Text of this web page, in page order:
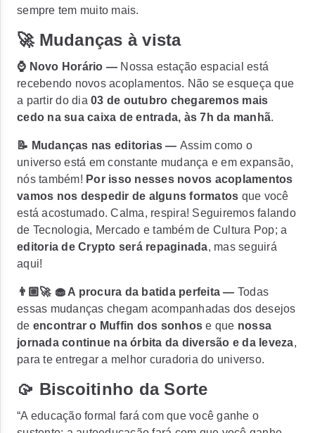
sempre tem muito mais.
🚀 Mudanças à vista
⌚ Novo Horário — Nossa estação espacial está
recebendo novos acoplamentos. Não se esqueça que
a partir do dia 03 de outubro chegaremos mais
cedo na sua caixa de entrada, às 7h da manhã.
📝 Mudanças nas editorias — Assim como o
universo está em constante mudança e em expansão,
nós também! Por isso nesses novos acoplamentos
vamos nos despedir de alguns formatos que você
está acostumado. Calma, respira! Seguiremos falando
de Tecnologia, Mercado e também de Cultura Pop; a
editoria de Crypto será repaginada, mas seguirá
aqui!
👨🏼‍🚀 🧁 A procura da batida perfeita — Todas
essas mudanças chegam acompanhadas dos desejos
de encontrar o Muffin dos sonhos e que nossa
jornada continue na órbita da diversão e da leveza,
parate entregar a melhor curadoria do universo.
🥠 Biscoitinho da Sorte
“A educação formal fará com que você ganhe o